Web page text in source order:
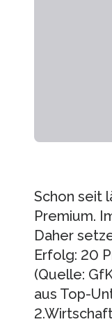
Schon seit
Premium.
Daher
Erfolg: 20
(Quelle:
aus Top-